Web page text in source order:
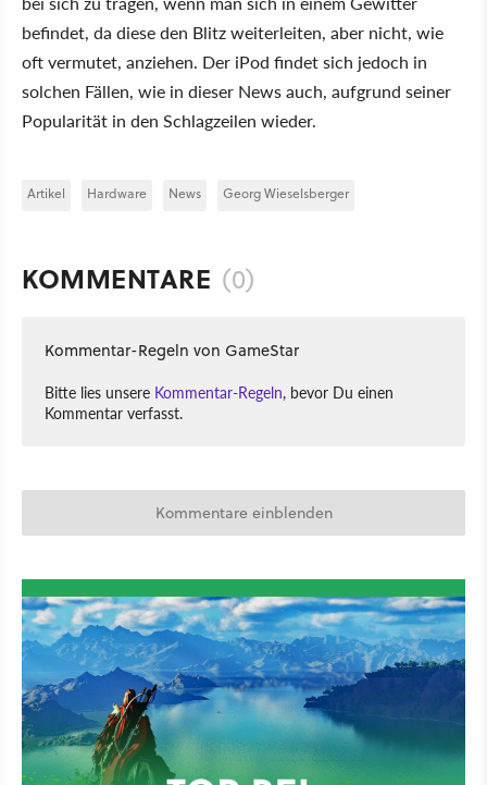
befindet, da diese den Blitz weiterleiten, aber nicht, wie
oft vermutet, anziehen. Der iPod findet sich jedoch in
solchen Fällen, wie in dieser News auch, aufgrund seiner
Popularität in den Schlagzeilen wieder.
Artikel Hardware News Georg Wieselsberger
KOMMENTARE (0)
Kommentar-Regeln von GameStar
Bitte lies unsere Kommentar-Regeln, bevor Du einen
Kommentar verfasst.
Kommentare einblenden